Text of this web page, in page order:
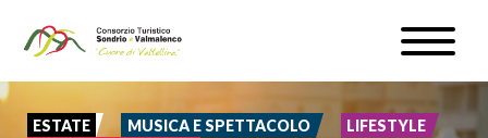
contenuto
principale
Toggle
WEBCAM & METEO
ESTATE MUSICA E SPETTACOLO
LIFESTYLE